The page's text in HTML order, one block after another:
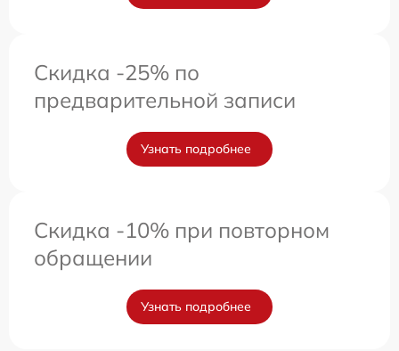
Скидка -25% по
предварительной записи
Узнать подробнее
Скидка -10% при повторном
обращении
Узнать подробнее